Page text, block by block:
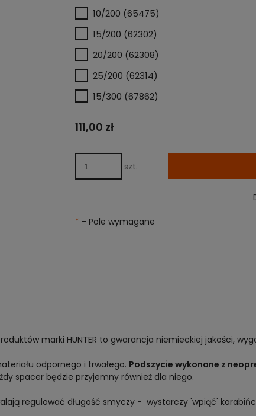
10/200 (65475)
15/200 (62302)
20/200 (62308)
25/200 (62314)
15/300 (67862)
111,00 zł
szt.
* - Pole wymagane
marki HUNTER to gwarancja niemieckiej jakości,
odpornego i trwałego. Podszycie wykonane z
spacer będzie przyjemny również dla niego.
regulować długość smyczy - wystarczy 'wpiąć'